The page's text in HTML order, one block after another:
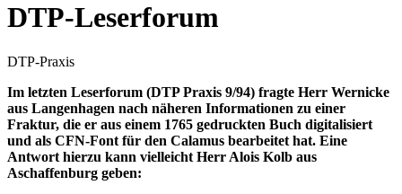
DTP-Leserforum
DTP-Praxis
Im letzten Leserforum (DTP Praxis 9/94) fragte Herr Wernicke
aus Langenhagen nach näheren Informationen zu einer
Fraktur, die er aus einem 1765 gedruckten Buch digitalisiert
und als CFN-Font für den Calamus bearbeitet hat. Eine
Antwort hierzu kann vielleicht Herr Alois Kolb aus
Aschaffenburg geben: